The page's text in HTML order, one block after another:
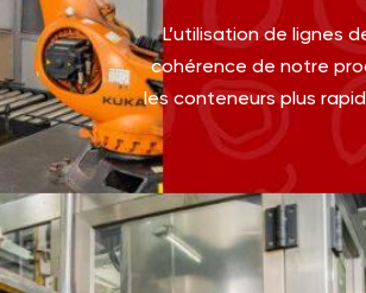
L’utilisation de lignes
cohérence de notre
les conteneurs plus